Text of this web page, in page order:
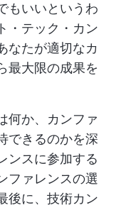
もいいというわ
・テック・カン
なたが適切なカ
最大限の成果を
何か、カンファ
できるのかを深
ンスに参加する
ファレンスの選
後に、技術カン